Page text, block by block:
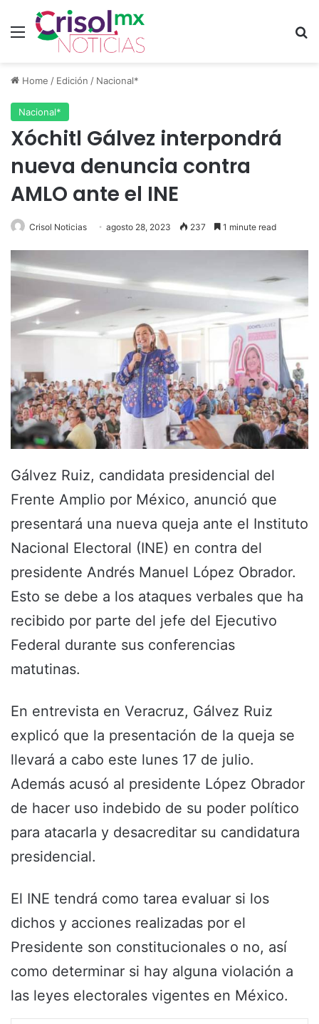
Menu
Home / Edición / Nacional*
Nacional*
Xóchitl Gálvez interpondrá
nueva denuncia contra
AMLO ante el INE
Crisol Noticias agosto 28, 2023 237 1 minute read
Gálvez Ruiz, candidata presidencial del
Frente Amplio por México, anunció que
presentará una nueva queja ante el Instituto
Nacional Electoral (INE) en contra del
presidente Andrés Manuel López Obrador.
Esto se debe a los ataques verbales que ha
recibido por parte del jefe del Ejecutivo
Federal durante sus conferencias
matutinas.
En entrevista en Veracruz, Gálvez Ruiz
explicó que la presentación de la queja se
llevará a cabo este lunes 17 de julio.
Además acusó al presidente López Obrador
de hacer uso indebido de su poder político
para atacarla y desacreditar su candidatura
presidencial.
El INE tendrá como tarea evaluar si los
dichos y acciones realizadas por el
Presidente son constitucionales o no, así
como determinar si hay alguna violación a
las leyes electorales vigentes en México.